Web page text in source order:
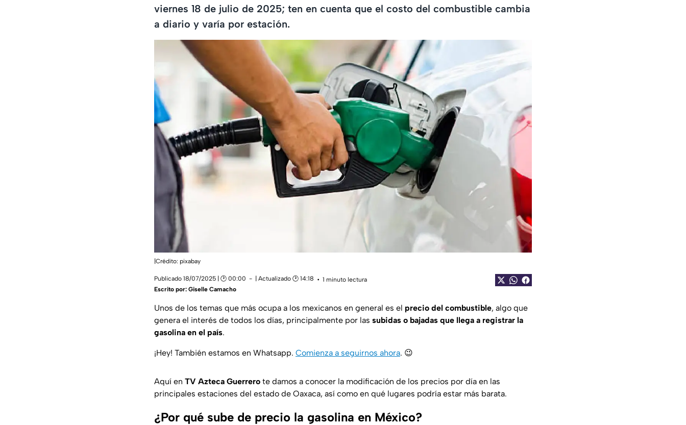
viernes 18 de julio de 2025; ten en cuenta que el costo del combustible cambia
a diario y varía por estación.
|Crédito: pixabay
Publicado 18/07/2025 | 🕑 00:00 | Actualizado 🕑 14:18
1 minuto lectura
Escrito por: Giselle Camacho
Unos de los temas que más ocupa a los mexicanos en general es el precio del combustible, algo que
genera el interés de todos los días, principalmente por las subidas o bajadas que llega a registrar la
gasolina en el país.
¡Hey! También estamos en Whatsapp. Comienza a seguirnos ahora. 😉
Aquí en TV Azteca Guerrero te damos a conocer la modificación de los precios por día en las
principales estaciones del estado de Oaxaca, así como en qué lugares podría estar más barata.
¿Por qué sube de precio la gasolina en México?